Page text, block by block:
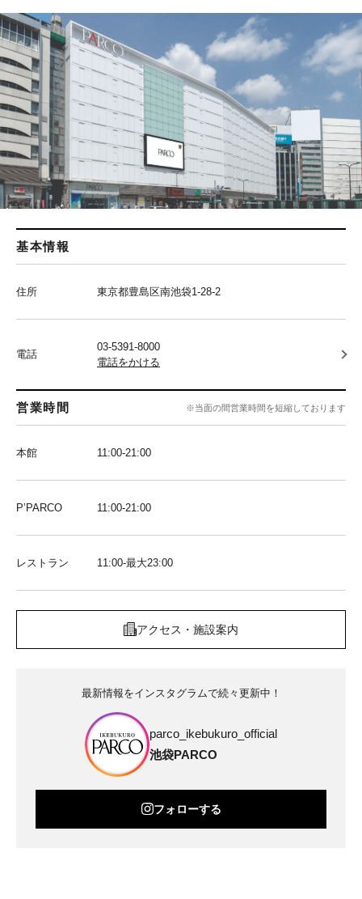
基本情報
住所 東京都豊島区南池袋1-28-2
電話
03-5391-8000
電話をかける
営業時間 ※当面の間営業時間を短縮しております
本館 11:00-21:00
P’PARCO 11:00-21:00
レストラン 11:00-最大23:00
アクセス・施設案内
最新情報をインスタグラムで続々更新中！
parco_ikebukuro_official
池袋PARCO
フォローする